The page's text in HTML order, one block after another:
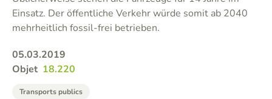
Einsatz. Der öffentliche Verkehr würde somit ab 2040
mehrheitlich fossil-frei betrieben.
05.03.2019
Objet 18.220
Transports publics